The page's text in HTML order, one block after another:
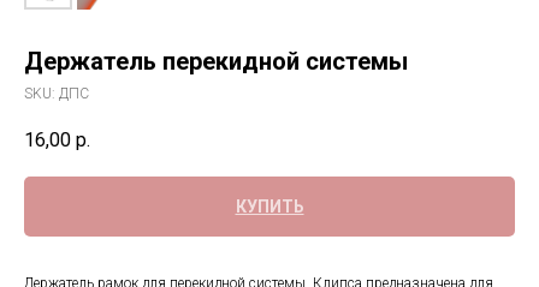
Держатель перекидной системы
SKU: ДПС
16,00 р.
КУПИТЬ